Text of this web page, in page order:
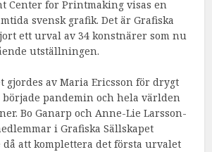
Center for Printmaking visas en
svensk grafik. Det är Grafiska
ett urval av 34 konstnärer som nu
utställningen.
gjordes av Maria Ericsson för drygt
började pandemin och hela världen
Bo Ganarp och Anne-Lie Larsson-
i Grafiska Sällskapet
att komplettera det första urvalet